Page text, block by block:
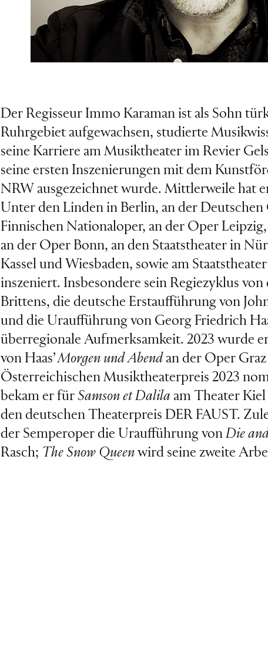
Der Regisseur Immo Karaman ist als Sohn
Ruhrgebiet aufgewachsen, studierte
seine Karriere am Musiktheater im Revier
seine ersten Inszenierungen mit dem
NRW ausgezeichnet wurde. Mittlerweile hat
Unter den Linden in Berlin, an der Deutschen
Finnischen Nationaloper, an der Oper
an der Oper Bonn, an den Staatstheater in
Kassel und Wiesbaden, sowie am
inszeniert. Insbesondere sein Regiezyklus
Brittens, die deutsche Erstaufführung von
und die Uraufführung von Georg Friedrich
überregionale Aufmerksamkeit. 2023 wurde
von Haas’Morgen und Abend an der Oper
Österreichischen Musiktheaterpreis 2023
bekam er fürSamson et Dalila am Theater
den deutschen Theaterpreis DER FAUST.
der Semperoper die Uraufführung vonDie
Rasch; The Snow Queen wird seine zweite